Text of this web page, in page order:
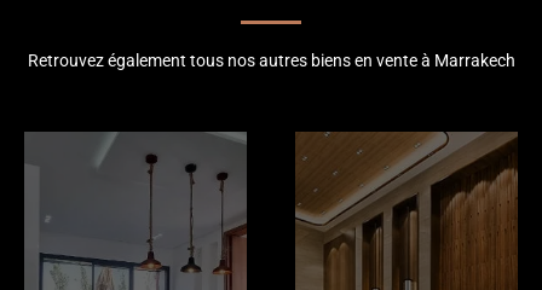
Retrouvez également tous nos autres biens en vente à Marrakech